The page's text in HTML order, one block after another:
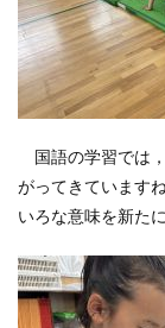
国語の学習では
がってきています
いろな意味を新た